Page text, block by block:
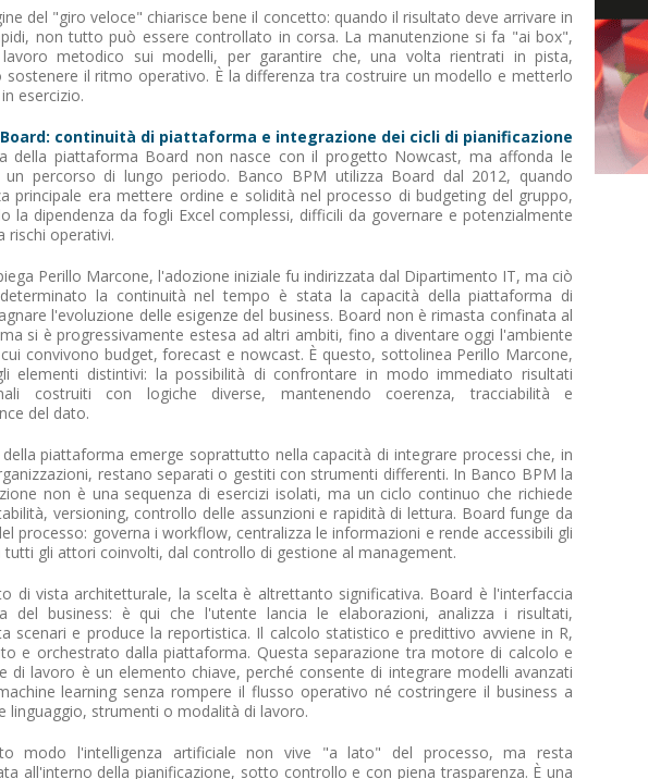
del "giro veloce" chiarisce bene il concetto: quando il risultato deve arrivare in
non tutto può essere controllato in corsa. La manutenzione si fa "ai box",
metodico sui modelli, per garantire che, una volta rientrati in pista,
sostenere il ritmo operativo. È la differenza tra costruire un modello e metterlo
esercizio.
Board: continuità di piattaforma e integrazione dei cicli di pianificazione
della piattaforma Board non nasce con il progetto Nowcast, ma affonda le
un percorso di lungo periodo. Banco BPM utilizza Board dal 2012, quando
principale era mettere ordine e solidità nel processo di budgeting del gruppo,
la dipendenza da fogli Excel complessi, difficili da governare e potenzialmente
rischi operativi.
Perillo Marcone, l'adozione iniziale fu indirizzata dal Dipartimento IT, ma ciò
la continuità nel tempo è stata la capacità della piattaforma di
l'evoluzione delle esigenze del business. Board non è rimasta confinata al
si è progressivamente estesa ad altri ambiti, fino a diventare oggi l'ambiente
convivono budget, forecast e nowcast. È questo, sottolinea Perillo Marcone,
elementi distintivi: la possibilità di confrontare in modo immediato risultati
costruiti con logiche diverse, mantenendo coerenza, tracciabilità e
del dato.
piattaforma emerge soprattutto nella capacità di integrare processi che, in
restano separati o gestiti con strumenti differenti. In Banco BPM la
non è una sequenza di esercizi isolati, ma un ciclo continuo che richiede
versioning, controllo delle assunzioni e rapidità di lettura. Board funge da
processo: governa i workflow, centralizza le informazioni e rende accessibili gli
tutti gli attori coinvolti, dal controllo di gestione al management.
di vista architetturale, la scelta è altrettanto significativa. Board è l'interfaccia
del business: è qui che l'utente lancia le elaborazioni, analizza i risultati,
scenari e produce la reportistica. Il calcolo statistico e predittivo avviene in R,
e orchestrato dalla piattaforma. Questa separazione tra motore di calcolo e
di lavoro è un elemento chiave, perché consente di integrare modelli avanzati
learning senza rompere il flusso operativo né costringere il business a
linguaggio, strumenti o modalità di lavoro.
modo l'intelligenza artificiale non vive "a lato" del processo, ma resta
all'interno della pianificazione, sotto controllo e con piena trasparenza. È una